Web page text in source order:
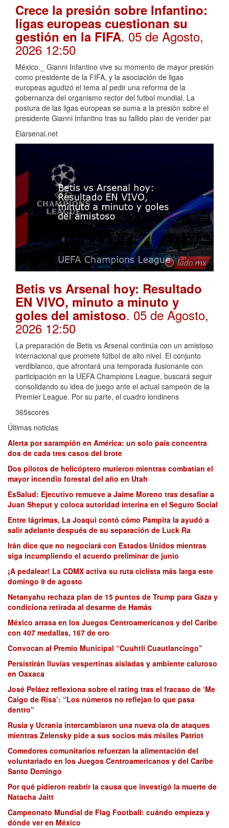
Crece la presión sobre Infantino:
ligas europeas cuestionan su
gestión en la FIFA. 05 de Agosto,
2026 12:50
México._ Gianni Infantino vive su momento de mayor presión
como presidente de la FIFA, y la asociación de ligas
europeas agudizó el tema al pedir una reforma de la
gobernanza del organismo rector del futbol mundial. La
postura de las ligas europeas se suma a la presión sobre el
presidente Gianni Infantino tras su fallido plan de vender par
Elarsenal.net
Betis vs Arsenal hoy: Resultado
EN VIVO, minuto a minuto y
goles del amistoso. 05 de Agosto,
2026 12:50
La preparación de Betis vs Arsenal continúa con un amistoso
internacional que promete fútbol de alto nivel. El conjunto
verdiblanco, que afrontará una temporada ilusionante con
participación en la UEFA Champions League, buscará seguir
consolidando su idea de juego ante el actual campeón de la
Premier League. Por su parte, el cuadro londinens
365scores
Últimas noticias
Alerta por sarampión en América: un solo país concentra
dos de cada tres casos del brote
Dos pilotos de helicóptero murieron mientras combatían el
mayor incendio forestal del año en Utah
EsSalud: Ejecutivo remueve a Jaime Moreno tras desafiar a
Juan Sheput y coloca autoridad interina en el Seguro Social
Entre lágrimas, La Joaqui contó cómo Pampita la ayudó a
salir adelante después de su separación de Luck Ra
Irán dice que no negociará con Estados Unidos mientras
siga incumpliendo el acuerdo preliminar de junio
¡A pedalear! La CDMX activa su ruta ciclista más larga este
domingo 9 de agosto
Netanyahu rechaza plan de 15 puntos de Trump para Gaza y
condiciona retirada al desarme de Hamás
México arrasa en los Juegos Centroamericanos y del Caribe
con 407 medallas, 167 de oro
Convocan al Premio Municipal “Cuuhtli Cuautlancingo”
Persistirán lluvias vespertinas aisladas y ambiente caluroso
en Oaxaca
José Peláez reflexiona sobre el rating tras el fracaso de ‘Me
Caigo de Risa’: “Los números no reflejan lo que pasa
dentro”
Rusia y Ucrania intercambiaron una nueva ola de ataques
mientras Zelensky pide a sus socios más misiles Patriot
Comedores comunitarios refuerzan la alimentación del
voluntariado en los Juegos Centroamericanos y del Caribe
Santo Domingo
Por qué pidieron reabrir la causa que investigó la muerte de
Natacha Jaitt
Campeonato Mundial de Flag Football: cuándo empieza y
dónde ver en México